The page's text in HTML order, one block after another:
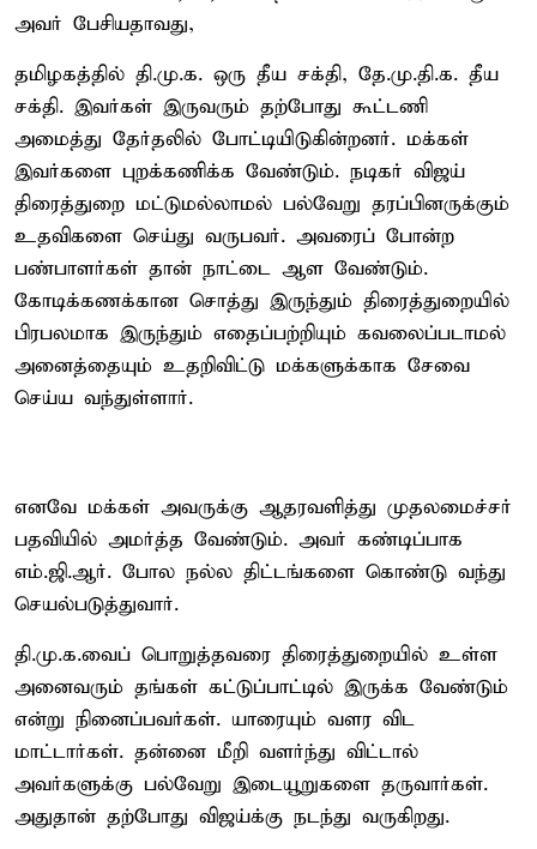
அவர் பேசியதாவது,
தமிழகத்தில் தி.மு.க. ஒரு தீய சக்தி, தே.மு.தி.க. தீய
சக்தி. இவர்கள் இருவரும் தற்போது கூட்டணி
அமைத்து தேர்தலில் போட்டியிடுகின்றனர். மக்கள்
இவர்களை புறக்கணிக்க வேண்டும். நடிகர் விஜய்
திரைத்துறை மட்டுமல்லாமல் பல்வேறு தரப்பினருக்கும்
உதவிகளை செய்து வருபவர். அவரைப் போன்ற
பண்பாளர்கள் தான் நாட்டை ஆள வேண்டும்.
கோடிக்கணக்கான சொத்து இருந்தும் திரைத்துறையில்
பிரபலமாக இருந்தும் எதைப்பற்றியும் கவலைப்படாமல்
அனைத்தையும் உதறிவிட்டு மக்களுக்காக சேவை
செய்ய வந்துள்ளார்.
எனவே மக்கள் அவருக்கு ஆதரவளித்து முதலமைச்சர்
பதவியில் அமர்த்த வேண்டும். அவர் கண்டிப்பாக
எம்.ஜி.ஆர். போல நல்ல திட்டங்களை கொண்டு வந்து
செயல்படுத்துவார்.
தி.மு.க.வைப் பொறுத்தவரை திரைத்துறையில் உள்ள
அனைவரும் தங்கள் கட்டுப்பாட்டில் இருக்க வேண்டும்
என்று நினைப்பவர்கள். யாரையும் வளர விட
மாட்டார்கள். தன்னை மீறி வளர்ந்து விட்டால்
அவர்களுக்கு பல்வேறு இடையூறுகளை தருவார்கள்.
அதுதான் தற்போது விஜய்க்கு நடந்து வருகிறது.